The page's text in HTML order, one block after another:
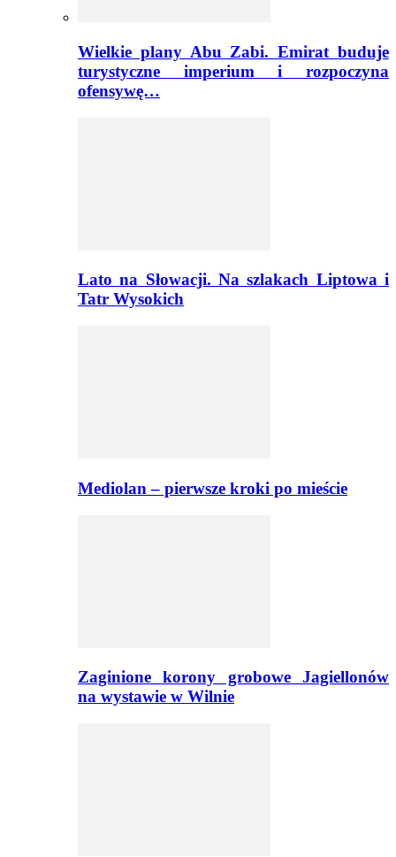
Wielkie plany Abu Zabi. Emirat buduje
turystyczne imperium i rozpoczyna
ofensywę…
Lato na Słowacji. Na szlakach Liptowa i
Tatr Wysokich
Mediolan – pierwsze kroki po mieście
Zaginione korony grobowe Jagiellonów
na wystawie w Wilnie